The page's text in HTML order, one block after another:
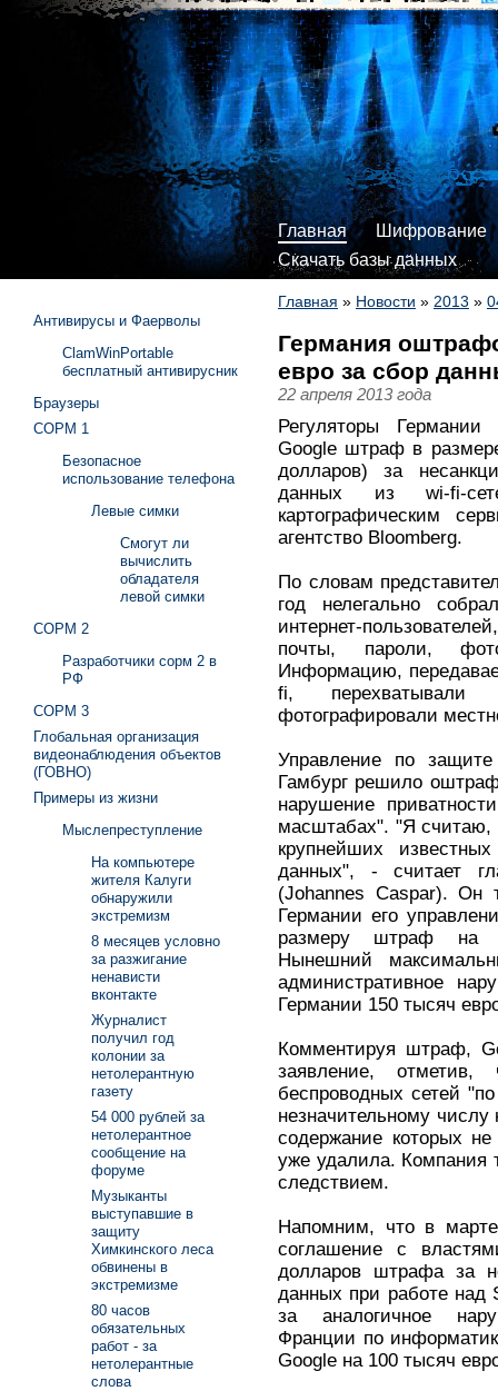
Главная
Шифрование
Скачать базы данных
Главная » Новости » 2013 »
Германия
евро за сбор
22 апреля 2013 года
Регуляторы
Google штраф в
долларов) за
данных из wi-fi-
картографическим
агентство Bloomberg.
По словам
год нелегально
интернет-
почты, пароли,
Информацию,
fi, перехватывали
фотографировали
Управление по защите
Гамбург решило
нарушение
масштабах". "Я считаю,
крупнейших
данных", - считает
(Johannes Caspar). Он
Германии его
размеру штраф на
Нынешний
административное
Германии 150 тысяч
Комментируя штраф,
заявление,
беспроводных сетей
незначительному
содержание которых
уже удалила. Компания
следствием.
Напомним, что в
соглашение с
долларов штрафа за
данных при работе над
за аналогичное
Франции по
Google на 100 тысяч
Антивирусы и Фаерволы
ClamWinPortable
бесплатный антивирусник
Браузеры
СОРМ 1
Безопасное
использование телефона
Левые симки
Смогут ли
вычислить
обладателя
левой симки
СОРМ 2
Разработчики сорм 2 в
РФ
СОРМ 3
Глобальная организация
видеонаблюдения объектов
(ГОВНО)
Примеры из жизни
Мыслепреступление
На компьютере
жителя Калуги
обнаружили
экстремизм
8 месяцев условно
за разжигание
ненависти
вконтакте
Журналист
получил год
колонии за
нетолерантную
газету
54 000 рублей за
нетолерантное
сообщение на
форуме
Музыканты
выступавшие в
защиту
Химкинского леса
обвинены в
экстремизме
80 часов
обязательных
работ - за
нетолерантные
слова